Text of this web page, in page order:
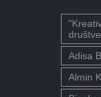
Adisa
Almin